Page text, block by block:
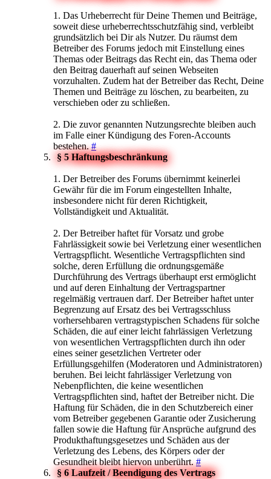
1. Das Urheberrecht für Deine Themen und Beiträge,
soweit diese urheberrechtsschutzfähig sind, verbleibt
grundsätzlich bei Dir als Nutzer. Du räumst dem
Betreiber des Forums jedoch mit Einstellung eines
Themas oder Beitrags das Recht ein, das Thema oder
den Beitrag dauerhaft auf seinen Webseiten
vorzuhalten. Zudem hat der Betreiber das Recht, Deine
Themen und Beiträge zu löschen, zu bearbeiten, zu
verschieben oder zu schließen.
2. Die zuvor genannten Nutzungsrechte bleiben auch
im Falle einer Kündigung des Foren-Accounts
bestehen.#
§ 5 Haftungsbeschränkung
1. Der Betreiber des Forums übernimmt keinerlei
Gewähr für die im Forum eingestellten Inhalte,
insbesondere nicht für deren Richtigkeit,
Vollständigkeit und Aktualität.
2. Der Betreiber haftet für Vorsatz und grobe
Fahrlässigkeit sowie bei Verletzung einer wesentlichen
Vertragspflicht. Wesentliche Vertragspflichten sind
solche, deren Erfüllung die ordnungsgemäße
Durchführung des Vertrags überhaupt erst ermöglicht
und auf deren Einhaltung der Vertragspartner
regelmäßig vertrauen darf. Der Betreiber haftet unter
Begrenzung auf Ersatz des bei Vertragsschluss
vorhersehbaren vertragstypischen Schadens für solche
Schäden, die auf einer leicht fahrlässigen Verletzung
von wesentlichen Vertragspflichten durch ihn oder
eines seiner gesetzlichen Vertreter oder
Erfüllungsgehilfen (Moderatoren und Administratoren)
beruhen. Bei leicht fahrlässiger Verletzung von
Nebenpflichten, die keine wesentlichen
Vertragspflichten sind, haftet der Betreiber nicht. Die
Haftung für Schäden, die in den Schutzbereich einer
vom Betreiber gegebenen Garantie oder Zusicherung
fallen sowie die Haftung für Ansprüche aufgrund des
Produkthaftungsgesetzes und Schäden aus der
Verletzung des Lebens, des Körpers oder der
Gesundheit bleibt hiervon unberührt.#
§ 6 Laufzeit / Beendigung des Vertrags